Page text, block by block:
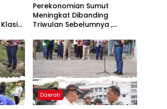
Perekonomian Sumut
Meningkat Dibanding
Triwulan Sebelumnya ,
Daerah